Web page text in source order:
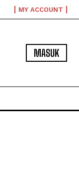
MY ACCOUNT
MASUK